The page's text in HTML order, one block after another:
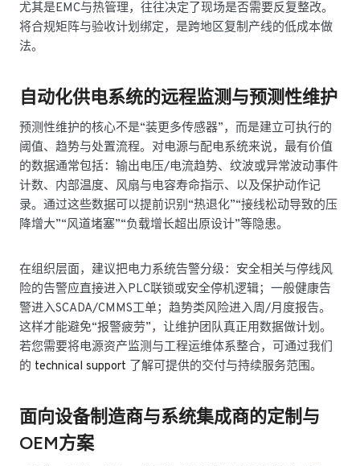
尤其是EMC与热管理，往往决定了现场是否需要反复整改。
将合规矩阵与验收计划绑定，是跨地区复制产线的低成本做
法。
自动化供电系统的远程监测与预测性维护
预测性维护的核心不是“装更多传感器”，而是建立可执行的
阈值、趋势与处置流程。对电源与配电系统来说，最有价值
的数据通常包括：输出电压/电流趋势、纹波或异常波动事件
计数、内部温度、风扇与电容寿命指示、以及保护动作记
录。通过这些数据可以提前识别“热退化”“接线松动导致的压
降增大”“风道堵塞”“负载增长超出原设计”等隐患。
在组织层面，建议把电力系统告警分级：安全相关与停线风
险的告警应直接进入PLC联锁或安全停机逻辑；一般健康告
警进入SCADA/CMMS工单；趋势类风险进入周/月度报告。
这样才能避免“报警疲劳”，让维护团队真正用数据做计划。
若您需要将电源资产监测与工程运维体系整合，可通过我们
的 technical support 了解可提供的交付与持续服务范围。
面向设备制造商与系统集成商的定制与
OEM方案